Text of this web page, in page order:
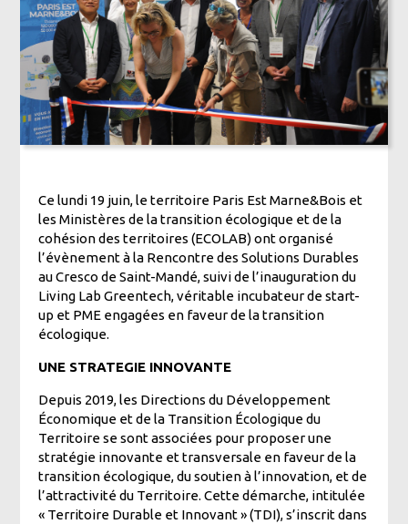
Ce lundi 19 juin, le territoire Paris Est Marne&Bois et
les Ministères de la transition écologique et de la
cohésion des territoires (ECOLAB) ont organisé
l’évènement à la Rencontre des Solutions Durables
au Cresco de Saint-Mandé, suivi de l’inauguration du
Living Lab Greentech, véritable incubateur de start-
up et PME engagées en faveur de la transition
écologique.
UNE STRATEGIE INNOVANTE
Depuis 2019, les Directions du Développement
Économique et de la Transition Écologique du
Territoire se sont associées pour proposer une
stratégie innovante et transversale en faveur de la
transition écologique, du soutien à l’innovation, et de
l’attractivité du Territoire. Cette démarche, intitulée
« Territoire Durable et Innovant » (TDI), s’inscrit dans